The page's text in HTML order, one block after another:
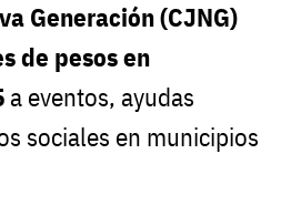
Generación (CJNG)
de pesos en
a eventos, ayudas
sociales en municipios